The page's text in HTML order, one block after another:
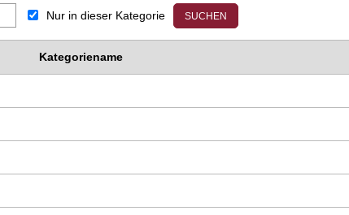
Nur in dieser Kategorie
Kategoriename